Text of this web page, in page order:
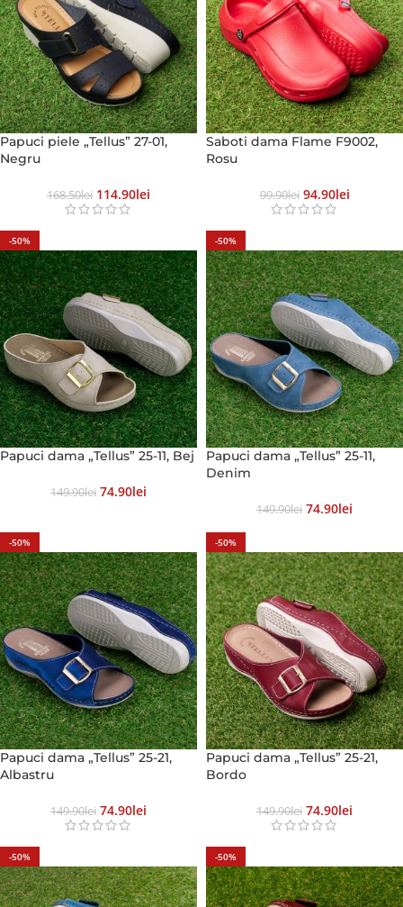
Papuci piele „Tellus” 27-01,
Negru
168.50Lei 114.90Lei
Saboti dama Flame F9002,
Rosu
99.90Lei 94.90Lei
-50%
Papuci dama „Tellus” 25-11, Bej
149.90Lei 74.90Lei
-50%
Papuci dama „Tellus” 25-11,
Denim
149.90Lei 74.90Lei
-50%
Papuci dama „Tellus” 25-21,
Albastru
149.90Lei 74.90Lei
-50%
Papuci dama „Tellus” 25-21,
Bordo
149.90Lei 74.90Lei
-50% -50%